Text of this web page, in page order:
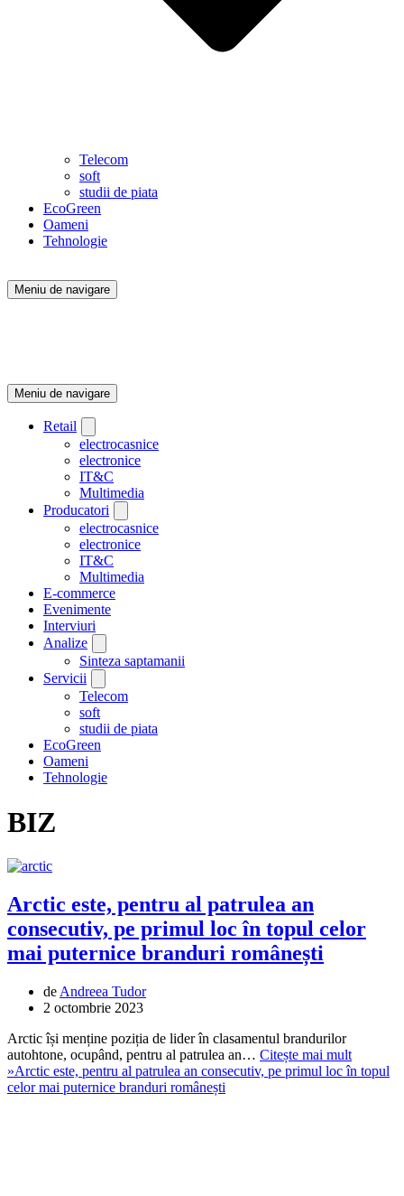
Telecom
soft
studii de piata
EcoGreen
Oameni
Tehnologie
Meniu de navigare
Meniu de navigare
Retail
electrocasnice
electronice
IT&C
Multimedia
Producatori
electrocasnice
electronice
IT&C
Multimedia
E-commerce
Evenimente
Interviuri
Analize
Sinteza saptamanii
Servicii
Telecom
soft
studii de piata
EcoGreen
Oameni
Tehnologie
BIZ
Arctic este, pentru al patrulea an
consecutiv, pe primul loc în topul celor
mai puternice branduri românești
de Andreea Tudor
2 octombrie 2023
Arctic își menține poziția de lider în clasamentul brandurilor
autohtone, ocupând, pentru al patrulea an… Citește mai mult
»Arctic este, pentru al patrulea an consecutiv, pe primul loc în topul
celor mai puternice branduri românești